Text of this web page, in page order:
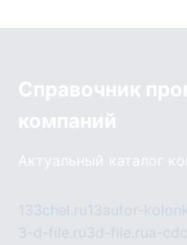
Справочник
компаний
Актуальный каталог
133chel.ru13autor-
3-d-file.ru3d-file.rua-